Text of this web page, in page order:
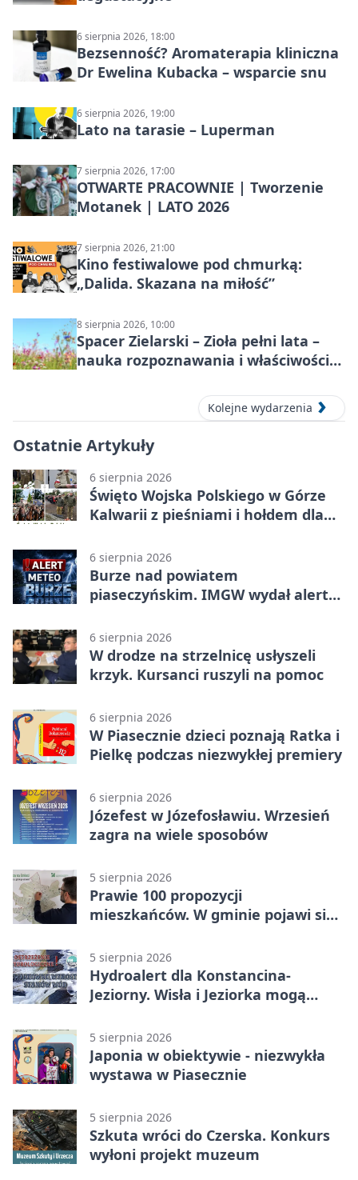
6 sierpnia 2026, 18:00
Bezsenność? Aromaterapia kliniczna
Dr Ewelina Kubacka – wsparcie snu
6 sierpnia 2026, 19:00
Lato na tarasie – Luperman
7 sierpnia 2026, 17:00
OTWARTE PRACOWNIE | Tworzenie
Motanek | LATO 2026
7 sierpnia 2026, 21:00
Kino festiwalowe pod chmurką:
„Dalida. Skazana na miłość”
8 sierpnia 2026, 10:00
Spacer Zielarski – Zioła pełni lata –
nauka rozpoznawania i właściwości
Kolejne wydarzenia
Ostatnie Artykuły
6 sierpnia 2026
Święto Wojska Polskiego w Górze
Kalwarii z pieśniami i hołdem dla
6 sierpnia 2026
Burze nad powiatem
piaseczyńskim. IMGW wydał alert
6 sierpnia 2026
W drodze na strzelnicę usłyszeli
krzyk. Kursanci ruszyli na pomoc
6 sierpnia 2026
W Piasecznie dzieci poznają Ratka i
Pielkę podczas niezwykłej premiery
6 sierpnia 2026
Józefest w Józefosławiu. Wrzesień
zagra na wiele sposobów
5 sierpnia 2026
Prawie 100 propozycji
mieszkańców. W gminie pojawi się
5 sierpnia 2026
Hydroalert dla Konstancina-
Jeziorny. Wisła i Jeziorka mogą
5 sierpnia 2026
Japonia w obiektywie - niezwykła
wystawa w Piasecznie
5 sierpnia 2026
Szkuta wróci do Czerska. Konkurs
wyłoni projekt muzeum